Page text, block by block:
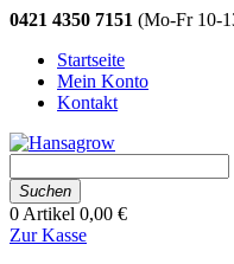
0421 4350 7151 (Mo-Fr 10-
Startseite
Mein Konto
Kontakt
Suchen
0 Artikel 0,00 €
Zur Kasse